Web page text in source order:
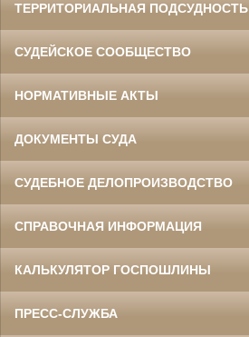
ТЕРРИТОРИАЛЬНАЯ ПОДСУДНОСТЬ
СУДЕЙСКОЕ СООБЩЕСТВО
НОРМАТИВНЫЕ АКТЫ
ДОКУМЕНТЫ СУДА
СУДЕБНОЕ ДЕЛОПРОИЗВОДСТВО
СПРАВОЧНАЯ ИНФОРМАЦИЯ
КАЛЬКУЛЯТОР ГОСПОШЛИНЫ
ПРЕСС-СЛУЖБА